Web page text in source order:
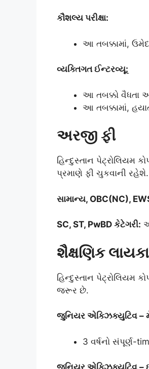
કૌશલ્ય પરીક્ષા:
આ તબક્કામાં,
વ્યક્તિગત ઈન્ટરવ્યૂ:
આ તબક્કો વૈધતા
આ તબક્કામાં,
અરજી ફી
હિન્દુસ્તાન પેટ્રોલિયમ
પ્રમાણે ફી ચુકવાની રહેશે.
સામાન્ય, OBC(NC),
SC, ST, PwBD કેટેગરી:
શૈક્ષણિક
હિન્દુસ્તાન પેટ્રોલિયમ
જરૂર છે.
જુનિયર એક્ઝિક્યુટિવ –
3 વર્ષનો સંપૂર્ણ-